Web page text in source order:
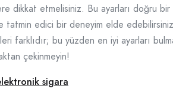
dikkat etmelisiniz. Bu ayarları doğru bir
tatmin edici bir deneyim elde
farklıdır; bu yüzden en iyi ayarları
çekinmeyin!
sigara